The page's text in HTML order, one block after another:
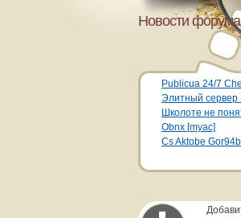
Новости форума
Publicua 24/7
Элитный сервер
Школоте не
Obnx [myac]
Cs Aktobe